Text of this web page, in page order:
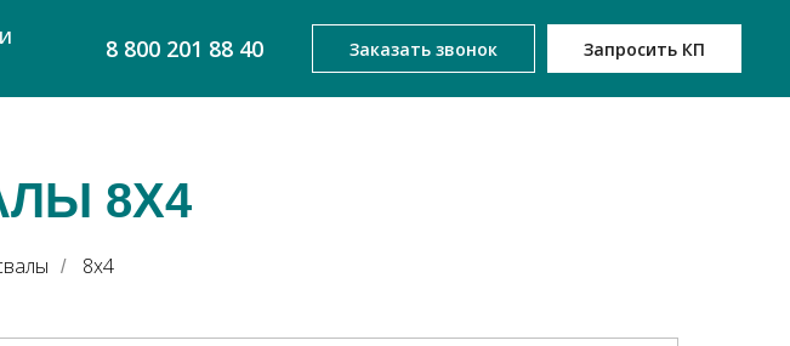
8 800 201 88 40 Заказать звонок Запросить КП
8Х4
/ 8x4